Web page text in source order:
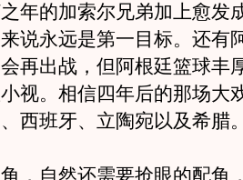
年的加索尔兄弟加上愈发
说永远是第一目标。还有
再出战，但阿根廷篮球丰
视。相信四年后的那场大
西班牙、立陶宛以及希腊
自然还需要抢眼的配角